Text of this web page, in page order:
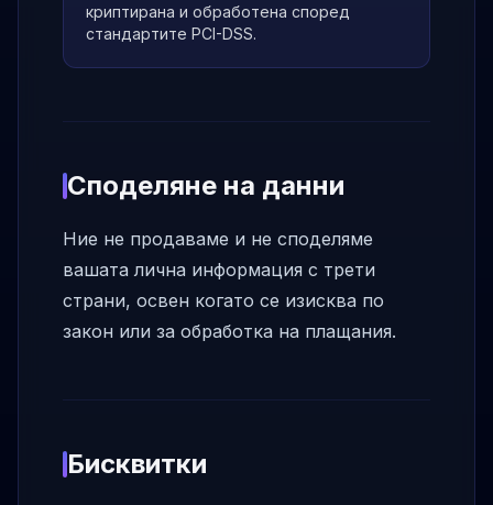
криптирана и обработена според
стандартите PCI-DSS.
Споделяне на данни
Ние не продаваме и не споделяме
вашата лична информация с трети
страни, освен когато се изисква по
закон или за обработка на плащания.
Бисквитки